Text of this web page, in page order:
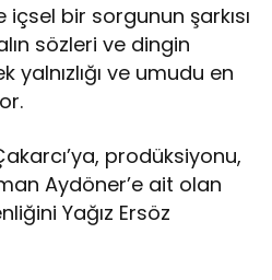
içsel bir sorgunun şarkısı
sözleri ve dingin
yalnızlığı ve umudu en
prodüksiyonu,
Aydöner’e ait olan
Yağız Ersöz